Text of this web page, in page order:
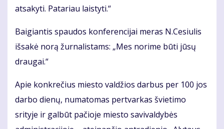
atsakyti. Patariau laistyti.“
Baigiantis spaudos konferencijai meras N.Cesiulis
išsakė norą žurnalistams: „Mes norime būti jūsų
draugai.“
Apie konkrečius miesto valdžios darbus per 100 jos
darbo dienų, numatomas pertvarkas švietimo
srityje ir galbūt pačioje miesto savivaldybės